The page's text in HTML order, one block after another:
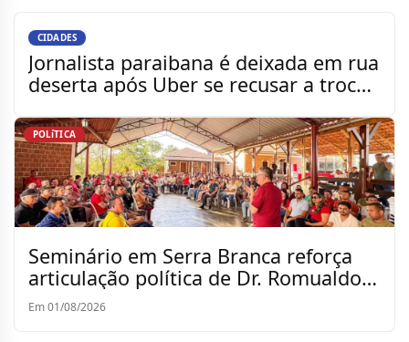
CIDADES
Jornalista paraibana é deixada em rua
deserta após Uber se recusar a trocar
POLíTICA
Seminário em Serra Branca reforça
articulação política de Dr. Romualdo
para a reeleição
Em 01/08/2026